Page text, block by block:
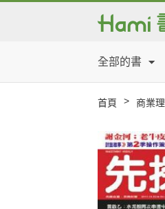
全部的書
首頁 > 商業